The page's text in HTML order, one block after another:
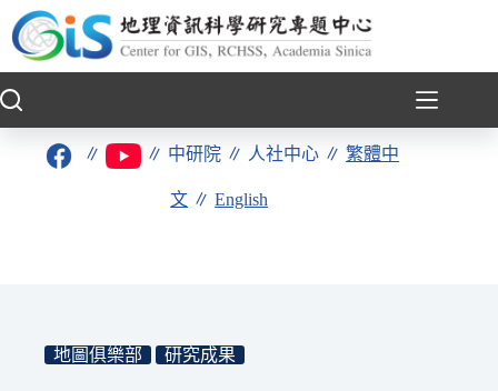
至
要
∥ ∥ 中研院 ∥ 人社中心 ∥繁體中
文 ∥English
地圖俱樂部 研究成果